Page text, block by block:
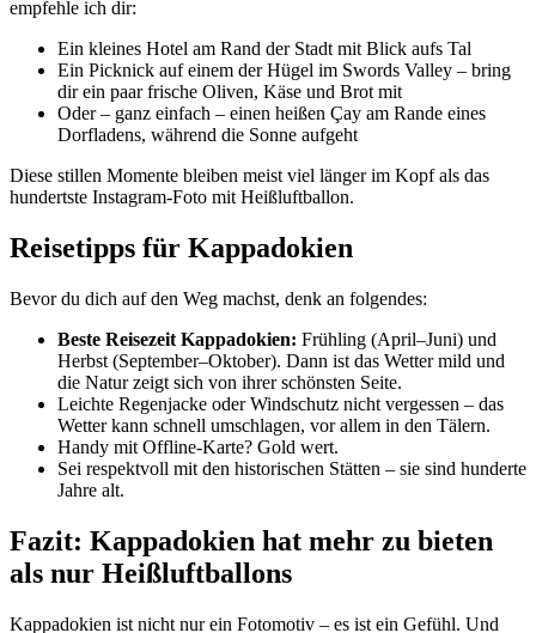
empfehle ich dir:
Ein kleines Hotel am Rand der Stadt mit Blick aufs Tal
Ein Picknick auf einem der Hügel im Swords Valley – bring
dir ein paar frische Oliven, Käse und Brot mit
Oder – ganz einfach – einen heißen Çay am Rande eines
Dorfladens, während die Sonne aufgeht
Diese stillen Momente bleiben meist viel länger im Kopf als das
hundertste Instagram-Foto mit Heißluftballon.
Reisetipps für Kappadokien
Bevor du dich auf den Weg machst, denk an folgendes:
Beste Reisezeit Kappadokien: Frühling (April–Juni) und
Herbst (September–Oktober). Dann ist das Wetter mild und
die Natur zeigt sich von ihrer schönsten Seite.
Leichte Regenjacke oder Windschutz nicht vergessen – das
Wetter kann schnell umschlagen, vor allem in den Tälern.
Handy mit Offline-Karte? Gold wert.
Sei respektvoll mit den historischen Stätten – sie sind hunderte
Jahre alt.
Fazit: Kappadokien hat mehr zu bieten
als nur Heißluftballons
Kappadokien ist nicht nur ein Fotomotiv – es ist ein Gefühl. Und